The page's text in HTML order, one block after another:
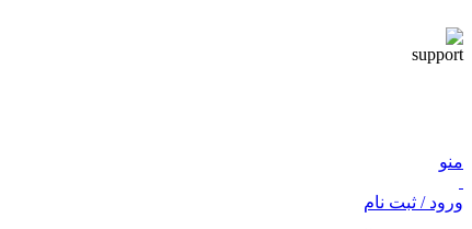
منو
ورود / ثبت نام